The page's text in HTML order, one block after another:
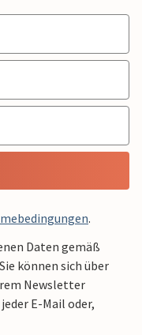
.
Daten gemäß
können sich über
Newsletter
E-Mail oder,